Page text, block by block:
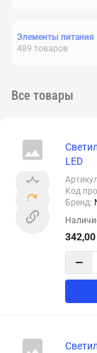
Элементы питания
489 товаров
Все товары
LED
Артикул
Код
Бренд:
342,00
−